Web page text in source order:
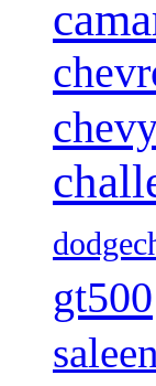
gt500
saleen